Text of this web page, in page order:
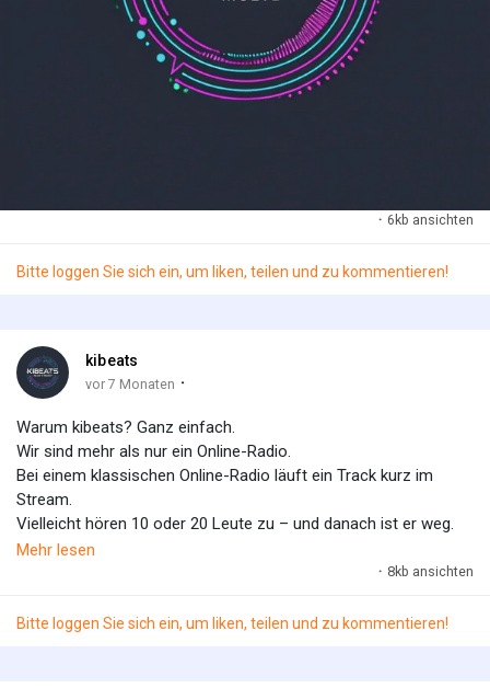
Wir freuen uns auf alles, was noch kommt – lasst uns
zusammen wachsen, Musik machen und die Zukunft der KI-
Vielen Dank, dass ihr ein Teil von Kibeats seid.
· 6kb ansichten
Bitte loggen Sie sich ein, um liken, teilen und zu kommentieren!
kibeats
vor 7 Monaten ·
Warum kibeats? Ganz einfach.
Wir sind mehr als nur ein Online-Radio.
Bei einem klassischen Online-Radio läuft ein Track kurz im
Stream.
Vielleicht hören 10 oder 20 Leute zu – und danach ist er weg.
Kein Profil. Kein Feedback. Keine Verbindung.
Auf kibeats bist du nicht nur ein Track:
Mehr lesen
· 8kb ansichten
Bitte loggen Sie sich ein, um liken, teilen und zu kommentieren!